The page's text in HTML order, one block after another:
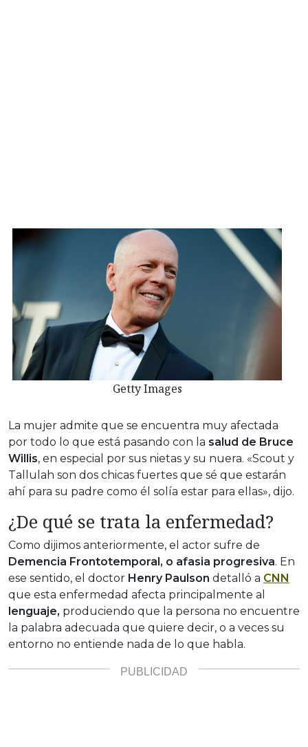
Getty Images
La mujer admite que se encuentra muy afectada
por todo lo que está pasando con la salud de Bruce
Willis, en especial por sus nietas y su nuera. «Scout y
Tallulah son dos chicas fuertes que sé que estarán
ahí para su padre como él solía estar para ellas», dijo.
¿De qué se trata la enfermedad?
Como dijimos anteriormente, el actor sufre de
Demencia Frontotemporal, o afasia progresiva. En
ese sentido, el doctor Henry Paulson detalló a CNN
que esta enfermedad afecta principalmente al
lenguaje, produciendo que la persona no encuentre
la palabra adecuada que quiere decir, o a veces su
entorno no entiende nada de lo que habla.